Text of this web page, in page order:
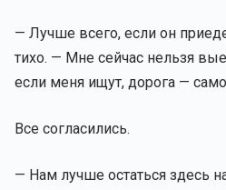
— Лучше всего, если он
тихо. — Мне сейчас нельзя
если меня ищут, дорога —
Все согласились.
— Нам лучше остаться здесь